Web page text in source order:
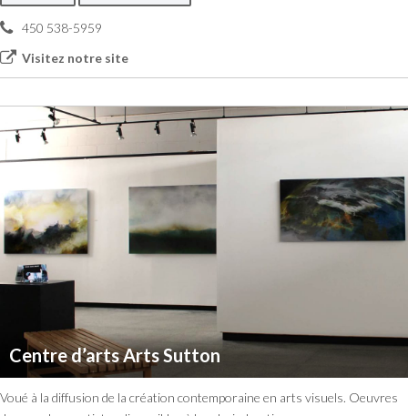
450 538-5959
Visitez notre site
Centre d’arts Arts Sutton
Voué à la diffusion de la création contemporaine en arts visuels. Oeuvres